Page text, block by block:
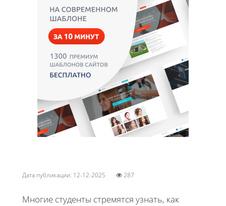
Дата публикации: 12-12-2025 287
Многие студенты стремятся узнать, как